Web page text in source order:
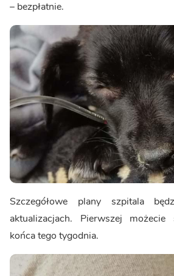
– bezpłatnie.
Szczegółowe plany szpitala
aktualizacjach. Pierwszej
końca tego tygodnia.